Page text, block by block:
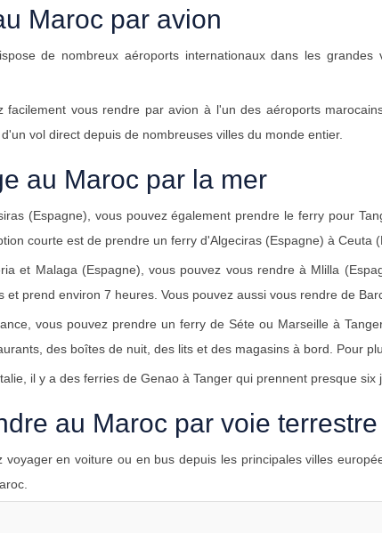
Maroc par avion
de nombreux aéroports internationaux dans les grandes
facilement vous rendre par avion à l'un des aéroports
vol direct depuis de nombreuses villes du monde entier.
au Maroc par la mer
(Espagne), vous pouvez également prendre le ferry pour
courte est de prendre un ferry d'Algeciras (Espagne) à Ceuta
et Malaga (Espagne), vous pouvez vous rendre à Mlilla
et prend environ 7 heures. Vous pouvez aussi vous rendre de
vous pouvez prendre un ferry de Séte ou Marseille à
des boîtes de nuit, des lits et des magasins à bord. Pour
il y a des ferries de Genao à Tanger qui prennent presque
au Maroc par voie terrestre
voyager en voiture ou en bus depuis les principales villes